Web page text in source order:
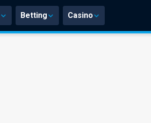
Betting Casino